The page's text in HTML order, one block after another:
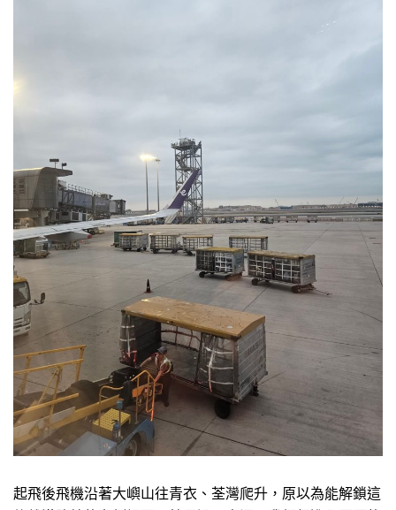
起飛後飛機沿著大嶼山往青衣、荃灣爬升，原以為能解鎖這